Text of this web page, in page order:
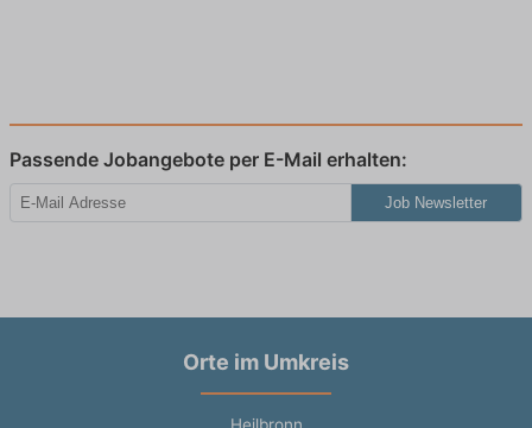
Passende Jobangebote per E-Mail erhalten:
Job Newsletter
Orte im Umkreis